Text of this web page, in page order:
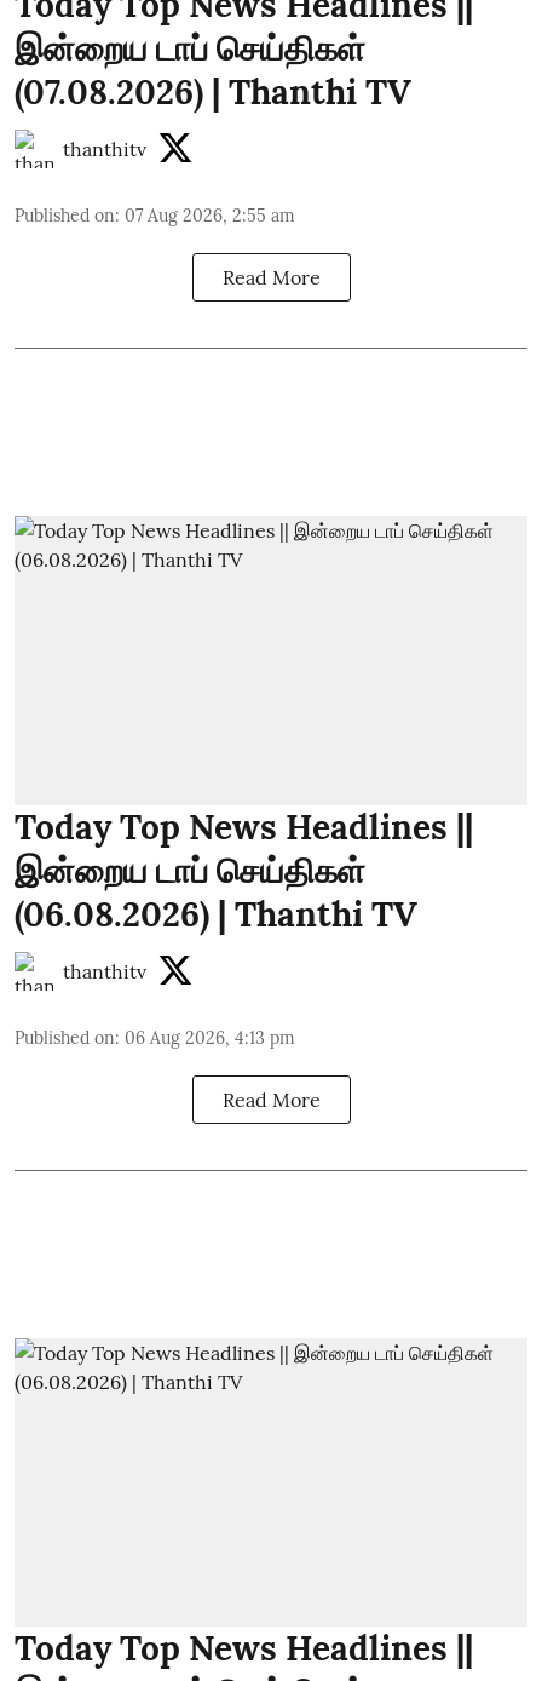
இன்றைய டாப் செய்திகள்
(07.08.2026) | Thanthi TV
thanthitv
Published on: 07 Aug 2026, 2:55 am
Read More
Today Top News Headlines ||
இன்றைய டாப் செய்திகள்
(06.08.2026) | Thanthi TV
thanthitv
Published on: 06 Aug 2026, 4:13 pm
Read More
Today Top News Headlines ||